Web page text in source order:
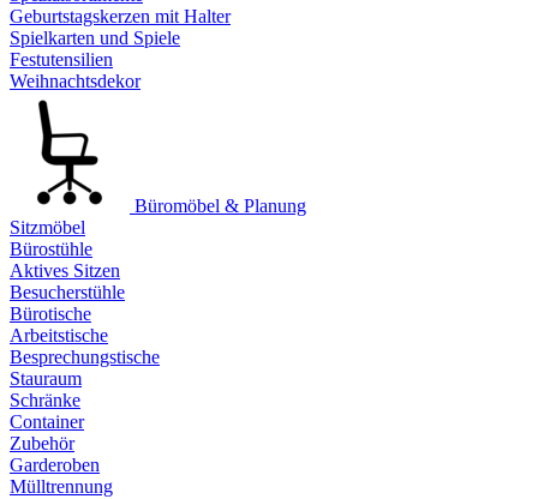
Geburtstagskerzen mit Halter
Spielkarten und Spiele
Festutensilien
Weihnachtsdekor
Büromöbel & Planung
Sitzmöbel
Bürostühle
Aktives Sitzen
Besucherstühle
Bürotische
Arbeitstische
Besprechungstische
Stauraum
Schränke
Container
Zubehör
Garderoben
Mülltrennung